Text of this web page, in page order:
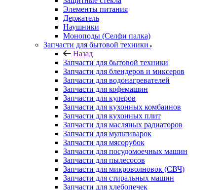
Элементы питания
Держатель
Наушники
Моноподы (Селфи палка)
Запчасти для бытовой техники
Назад
Запчасти для бытовой техники
Запчасти для блендеров и миксеров
Запчасти для водонагревателей
Запчасти для кофемашин
Запчасти для кулеров
Запчасти для кухонных комбаинов
Запчасти для кухонных плит
Запчасти для масляных радиаторов
Запчасти для мультиварок
Запчасти для мясорубок
Запчасти для посудомоечных машин
Запчасти для пылесосов
Запчасти для микроволновок (СВЧ)
Запчасти для стиральных машин
Запчасти для хлебопечек